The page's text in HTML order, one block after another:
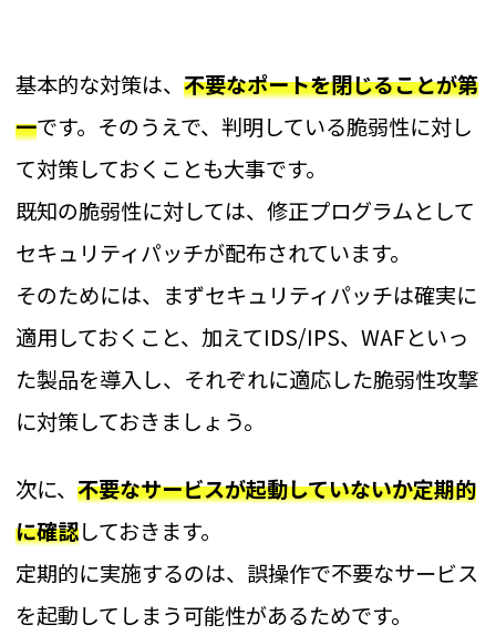
基本的な対策は、不要なポートを閉じることが第
一です。そのうえで、判明している脆弱性に対し
て対策しておくことも大事です。
既知の脆弱性に対しては、修正プログラムとして
セキュリティパッチが配布されています。
そのためには、まずセキュリティパッチは確実に
適用しておくこと、加えてIDS/IPS、WAFといっ
た製品を導入し、それぞれに適応した脆弱性攻撃
に対策しておきましょう。
次に、不要なサービスが起動していないか定期的
に確認しておきます。
定期的に実施するのは、誤操作で不要なサービス
を起動してしまう可能性があるためです。